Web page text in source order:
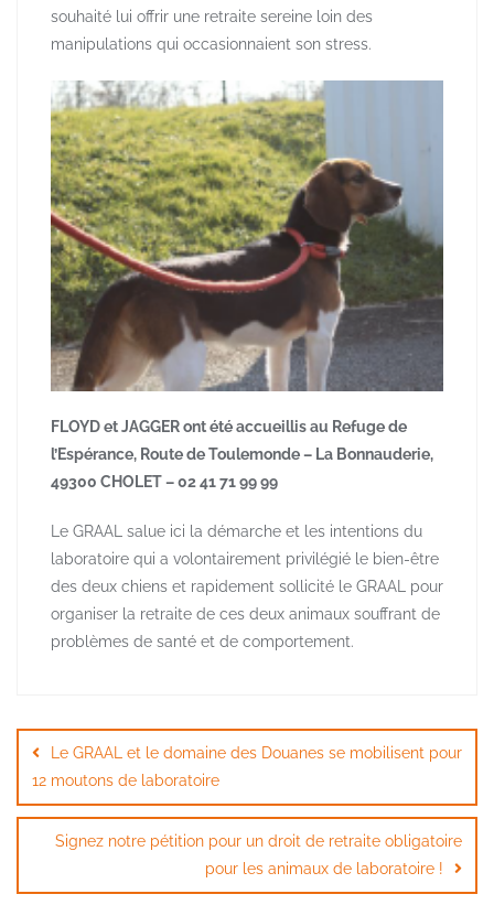
souhaité lui offrir une retraite sereine loin des
manipulations qui occasionnaient son stress.
FLOYD et JAGGER ont été accueillis au Refuge de
l’Espérance, Route de Toulemonde – La Bonnauderie,
49300 CHOLET – 02 41 71 99 99
Le GRAAL salue ici la démarche et les intentions du
laboratoire qui a volontairement privilégié le bien-être
des deux chiens et rapidement sollicité le GRAAL pour
organiser la retraite de ces deux animaux souffrant de
problèmes de santé et de comportement.
de
l’article
Le GRAAL et le domaine des Douanes se mobilisent pour
12 moutons de laboratoire
Signez notre pétition pour un droit de retraite obligatoire
pour les animaux de laboratoire !